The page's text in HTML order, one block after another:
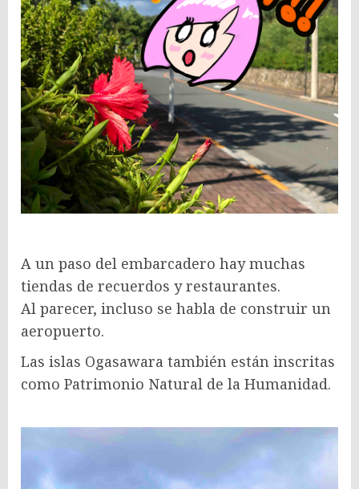
A un paso del embarcadero hay muchas
tiendas de recuerdos y restaurantes.
Al parecer, incluso se habla de construir un
aeropuerto.
Las islas Ogasawara también están inscritas
como Patrimonio Natural de la Humanidad.